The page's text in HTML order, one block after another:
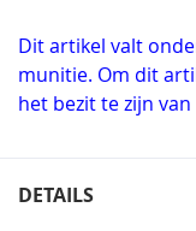
Dit artikel valt
munitie. Om dit
het bezit te zijn
DETAILS